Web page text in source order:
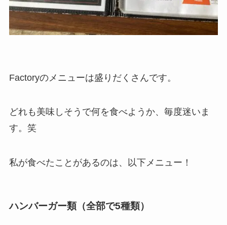
Factoryのメニューは盛りだくさんです。
どれも美味しそうで何を食べようか、毎度迷いま
す。笑
私が食べたことがあるのは、以下メニュー！
ハンバーガー類（全部で5種類）